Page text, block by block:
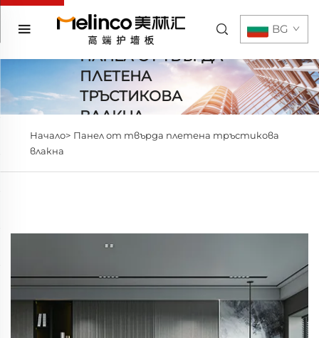
BG
ПАНЕЛ ОТ ТВЪРДА
ПЛЕТЕНА
ТРЪСТИКОВА
ВЛАКНА
Начало> Панел от твърда плетена тръстикова
влакна